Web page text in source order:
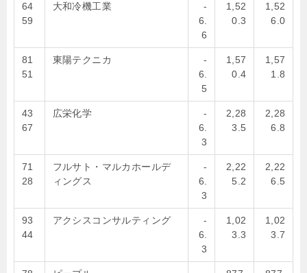
64
59
大和冷機工業
-
6.
6
1,52
0.3
1,52
6.0
81
51
東陽テクニカ
-
6.
5
1,57
0.4
1,57
1.8
43
67
広栄化学
-
6.
3
2,28
3.5
2,28
6.8
71
28
フルサト・マルカホールデ
ィングス
-
6.
3
2,22
5.2
2,22
6.5
93
44
アクシスコンサルティング
-
6.
3
1,02
3.3
1,02
3.7